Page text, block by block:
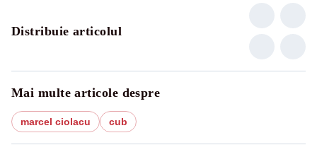
Distribuie articolul
Mai multe articole despre
marcel ciolacu cub